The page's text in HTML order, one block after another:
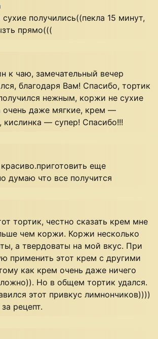
получились((пекла 15 минут,
прямо(((
к чаю, замечательный вечер
благодаря Вам! Спасибо, тортик
нежным, коржи не сухие
очень даже мягкие, крем —
кислинка — супер! Спасибо!!!
еще
думаю что все получится
тортик, честно сказать крем мне
чем коржи. Коржи несколько
а твердоваты на мой вкус. При
применить этот крем с другими
как крем очень даже ничего
Но в общем тортик удался.
этот привкус лимнончиков))))
рецепт.